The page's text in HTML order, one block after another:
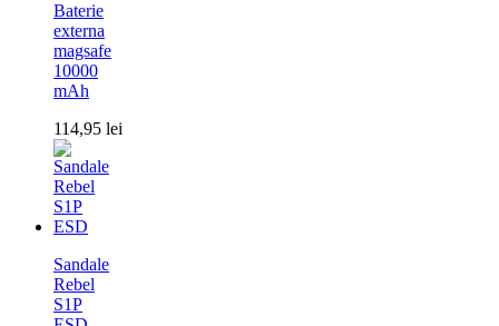
Baterie
externa
magsafe
10000
mAh
114,95 lei
Sandale
Rebel
S1P